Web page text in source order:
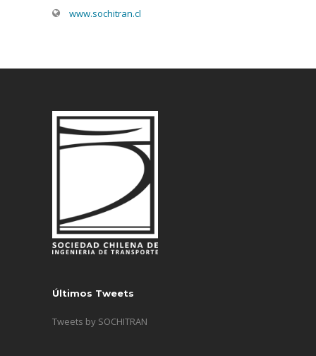
www.sochitran.cl
Últimos Tweets
Tweets by SOCHITRAN